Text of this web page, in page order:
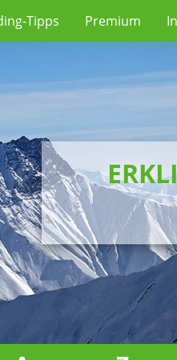
Tipps Premium